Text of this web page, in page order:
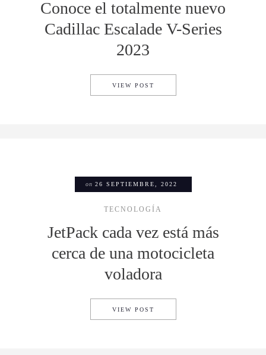
Conoce el totalmente nuevo
Cadillac Escalade V-Series
2023
VIEW POST
on 26 SEPTIEMBRE, 2022
TECNOLOGÍA
JetPack cada vez está más
cerca de una motocicleta
voladora
VIEW POST